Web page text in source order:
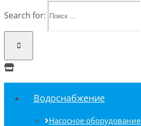
Search for:
Водоснабжение
Насосное оборудование